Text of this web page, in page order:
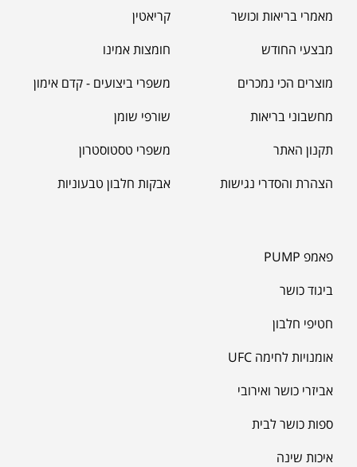
מאמרי בריאות וכושר
מבצעי החודש
מוצרים הכי נמכרים
מחשבוני בריאות
תקנון האתר
הצהרת והסדרי נגישות
קריאטין
חומצות אמינו
משפרי ביצועים - קדם אימון
שורפי שומן
משפרי טסטוסטרון
אבקות חלבון טבעוניות
פאמפ PUMP
ביגוד כושר
חטיפי חלבון
אומנויות לחימה UFC
אביזרי כושר ואירובי
ספות כושר לבית
איכות שינה